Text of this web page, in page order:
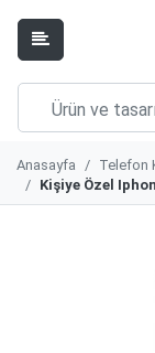
Anasayfa Telefon
Kişiye Özel